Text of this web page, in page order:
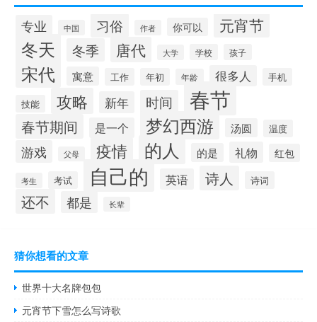
专业 中国 习俗 作者 你可以 元宵节
冬天 冬季 唐代 大学 学校 孩子
宋代 寓意 工作 年初 年龄 很多人
手机
技能
攻略 新年 时间 春节
春节期间 是一个 梦幻西游 汤圆 温度
游戏 父母 疫情 的人 的是 礼物 红包
考生 考试 自己的 英语 诗人 诗词
还不 都是 长辈
猜你想看的文章
世界十大名牌包包
元宵节下雪怎么写诗歌